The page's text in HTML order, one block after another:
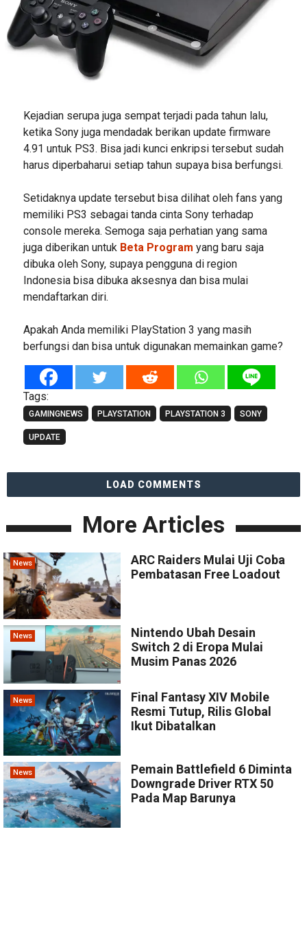
Kejadian serupa juga sempat terjadi pada tahun lalu,
ketika Sony juga mendadak berikan update firmware
4.91 untuk PS3. Bisa jadi kunci enkripsi tersebut sudah
harus diperbaharui setiap tahun supaya bisa berfungsi.
Setidaknya update tersebut bisa dilihat oleh fans yang
memiliki PS3 sebagai tanda cinta Sony terhadap
console mereka. Semoga saja perhatian yang sama
juga diberikan untuk Beta Program yang baru saja
dibuka oleh Sony, supaya pengguna di region
Indonesia bisa dibuka aksesnya dan bisa mulai
mendaftarkan diri.
Apakah Anda memiliki PlayStation 3 yang masih
berfungsi dan bisa untuk digunakan memainkan game?
Tags:
GAMINGNEWS PLAYSTATION PLAYSTATION 3 SONY
UPDATE
LOAD COMMENTS
More Articles
News
ARC Raiders Mulai Uji Coba
Pembatasan Free Loadout
News
Nintendo Ubah Desain
Switch 2 di Eropa Mulai
Musim Panas 2026
News
Final Fantasy XIV Mobile
Resmi Tutup, Rilis Global
Ikut Dibatalkan
News
Pemain Battlefield 6 Diminta
Downgrade Driver RTX 50
Pada Map Barunya